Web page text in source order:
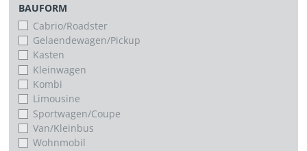
BAUFORM
Cabrio/Roadster
Gelaendewagen/Pickup
Kasten
Kleinwagen
Kombi
Limousine
Sportwagen/Coupe
Van/Kleinbus
Wohnmobil